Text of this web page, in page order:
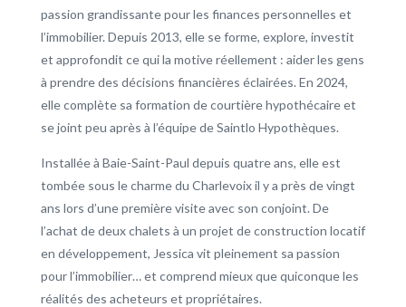
passion grandissante pour les finances personnelles et
l’immobilier. Depuis 2013, elle se forme, explore, investit
et approfondit ce qui la motive réellement : aider les gens
à prendre des décisions financières éclairées. En 2024,
elle complète sa formation de courtière hypothécaire et
se joint peu après à l’équipe de Saintlo Hypothèques.
Installée à Baie-Saint-Paul depuis quatre ans, elle est
tombée sous le charme du Charlevoix il y a près de vingt
ans lors d’une première visite avec son conjoint. De
l’achat de deux chalets à un projet de construction locatif
en développement, Jessica vit pleinement sa passion
pour l’immobilier… et comprend mieux que quiconque les
réalités des acheteurs et propriétaires.